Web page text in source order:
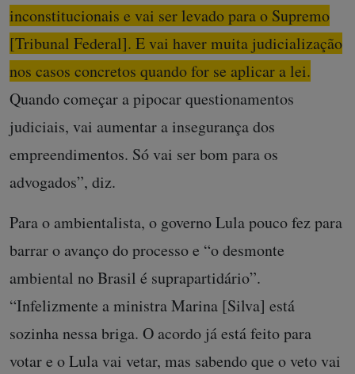
inconstitucionais e vai ser levado para o Supremo
[Tribunal Federal]. E vai haver muita judicialização
nos casos concretos quando for se aplicar a lei.
Quando começar a pipocar questionamentos
judiciais, vai aumentar a insegurança dos
empreendimentos. Só vai ser bom para os
advogados”, diz.
Para o ambientalista, o governo Lula pouco fez para
barrar o avanço do processo e “o desmonte
ambiental no Brasil é suprapartidário”.
“Infelizmente a ministra Marina [Silva] está
sozinha nessa briga. O acordo já está feito para
votar e o Lula vai vetar, mas sabendo que o veto vai